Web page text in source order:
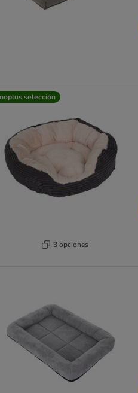
selección
3 opciones